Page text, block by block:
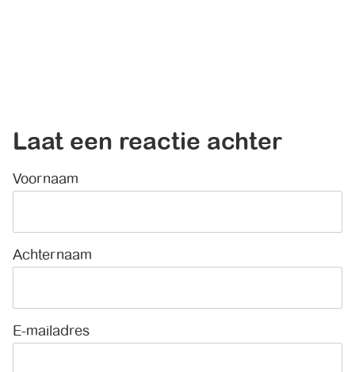
Laat een reactie achter
Voornaam
Achternaam
E-mailadres